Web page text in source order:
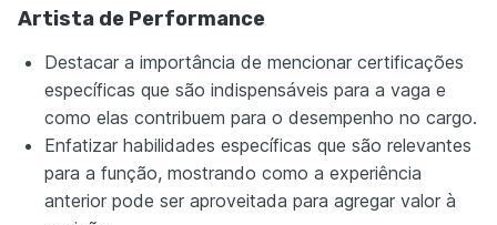
Artista de Performance
Destacar a importância de mencionar certificações
específicas que são indispensáveis para a vaga e
como elas contribuem para o desempenho no cargo.
Enfatizar habilidades específicas que são relevantes
para a função, mostrando como a experiência
anterior pode ser aproveitada para agregar valor à